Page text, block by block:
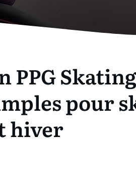
Skating
pour
hiver